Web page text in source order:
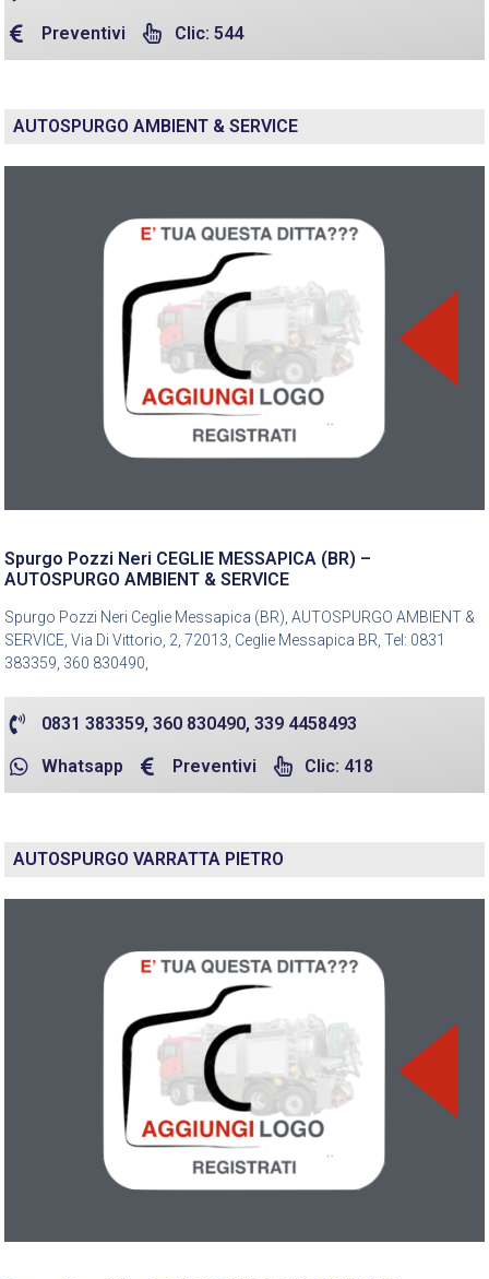
Preventivi Clic: 544
AUTOSPURGO AMBIENT & SERVICE
Spurgo Pozzi Neri CEGLIE MESSAPICA (BR) –
AUTOSPURGO AMBIENT & SERVICE
Spurgo Pozzi Neri Ceglie Messapica (BR), AUTOSPURGO AMBIENT &
SERVICE, Via Di Vittorio, 2, 72013, Ceglie Messapica BR, Tel: 0831
383359, 360 830490,
0831 383359, 360 830490, 339 4458493
Whatsapp Preventivi Clic: 418
AUTOSPURGO VARRATTA PIETRO